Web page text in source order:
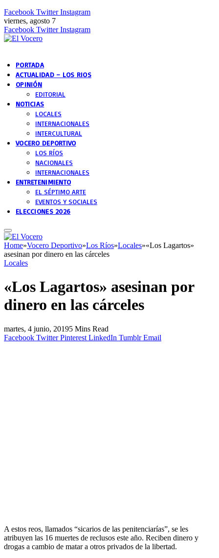
Facebook Twitter Instagram
viernes, agosto 7
Facebook Twitter Instagram
PORTADA
ACTUALIDAD – LOS RIOS
OPINIÓN
EDITORIAL
NOTICIAS
LOCALES
INTERNACIONALES
INTERCULTURAL
VOCERO DEPORTIVO
LOS RÍOS
NACIONALES
INTERNACIONALES
ENTRETENIMIENTO
EL SÉPTIMO ARTE
EVENTOS Y SOCIALES
ELECCIONES 2026
Home»Vocero Deportivo»Los Ríos»Locales»«Los Lagartos»
asesinan por dinero en las cárceles
Locales
«Los Lagartos» asesinan por
dinero en las cárceles
martes, 4 junio, 20195 Mins Read
Facebook Twitter Pinterest LinkedIn Tumblr Email
A estos reos, llamados “sicarios de las penitenciarías”, se les
atribuyen las 16 muertes de reclusos este año. Reciben dinero y
drogas a cambio de matar a otros privados de la libertad.